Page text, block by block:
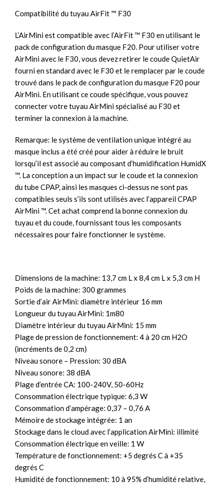
Compatibilité du tuyau AirFit ™ F30
L’AirMini est compatible avec l’AirFit ™ F30 en utilisant le
pack de configuration du masque F20. Pour utiliser votre
AirMini avec le F30, vous devez retirer le coude QuietAir
fourni en standard avec le F30 et le remplacer par le coude
trouvé dans le pack de configuration du masque F20 pour
AirMini. En utilisant ce coude spécifique, vous pouvez
connecter votre tuyau AirMini spécialisé au F30 et
terminer la connexion à la machine.
Remarque: le système de ventilation unique intégré au
masque inclus a été créé pour aider à réduire le bruit
lorsqu’il est associé au composant d’humidification HumidX
™. La conception a un impact sur le coude et la connexion
du tube CPAP, ainsi les masques ci-dessus ne sont pas
compatibles seuls s’ils sont utilisés avec l’appareil CPAP
AirMini ™. Cet achat comprend la bonne connexion du
tuyau et du coude, fournissant tous les composants
nécessaires pour faire fonctionner le système.
Dimensions de la machine: 13,7 cm L x 8,4 cm L x 5,3 cm H
Poids de la machine: 300 grammes
Sortie d’air AirMini: diamètre intérieur 16 mm
Longueur du tuyau AirMini: 1m80
Diamètre intérieur du tuyau AirMini: 15 mm
Plage de pression de fonctionnement: 4 à 20 cm H2O
(incréments de 0,2 cm)
Niveau sonore – Pression: 30 dBA
Niveau sonore: 38 dBA
Plage d’entrée CA: 100-240V, 50-60Hz
Consommation électrique typique: 6,3 W
Consommation d’ampérage: 0,37 – 0,76 A
Mémoire de stockage intégrée: 1 an
Stockage dans le cloud avec l’application AirMini: illimité
Consommation électrique en veille: 1 W
Température de fonctionnement: +5 degrés C à +35
degrés C
Humidité de fonctionnement: 10 à 95% d’humidité relative,